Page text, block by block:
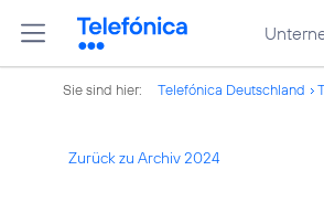
Sie sind hier: Telefónica Deutschland
Zurück zu Archiv 2024